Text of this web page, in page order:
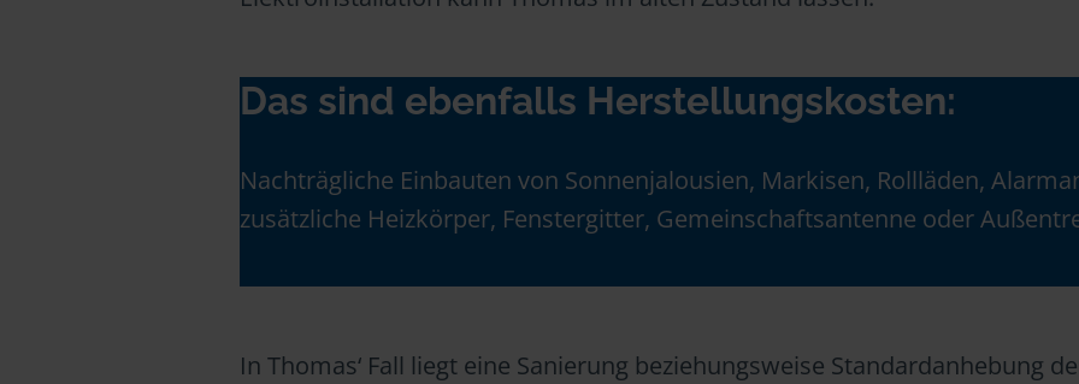
Das sind ebenfalls Herstellungskosten:
Nachträgliche Einbauten von Sonnenjalousien, Markisen, Rollläden,
zusätzliche Heizkörper, Fenstergitter, Gemeinschaftsantenne oder
In Thomas‘ Fall liegt eine Sanierung beziehungsweise Standardanhebung